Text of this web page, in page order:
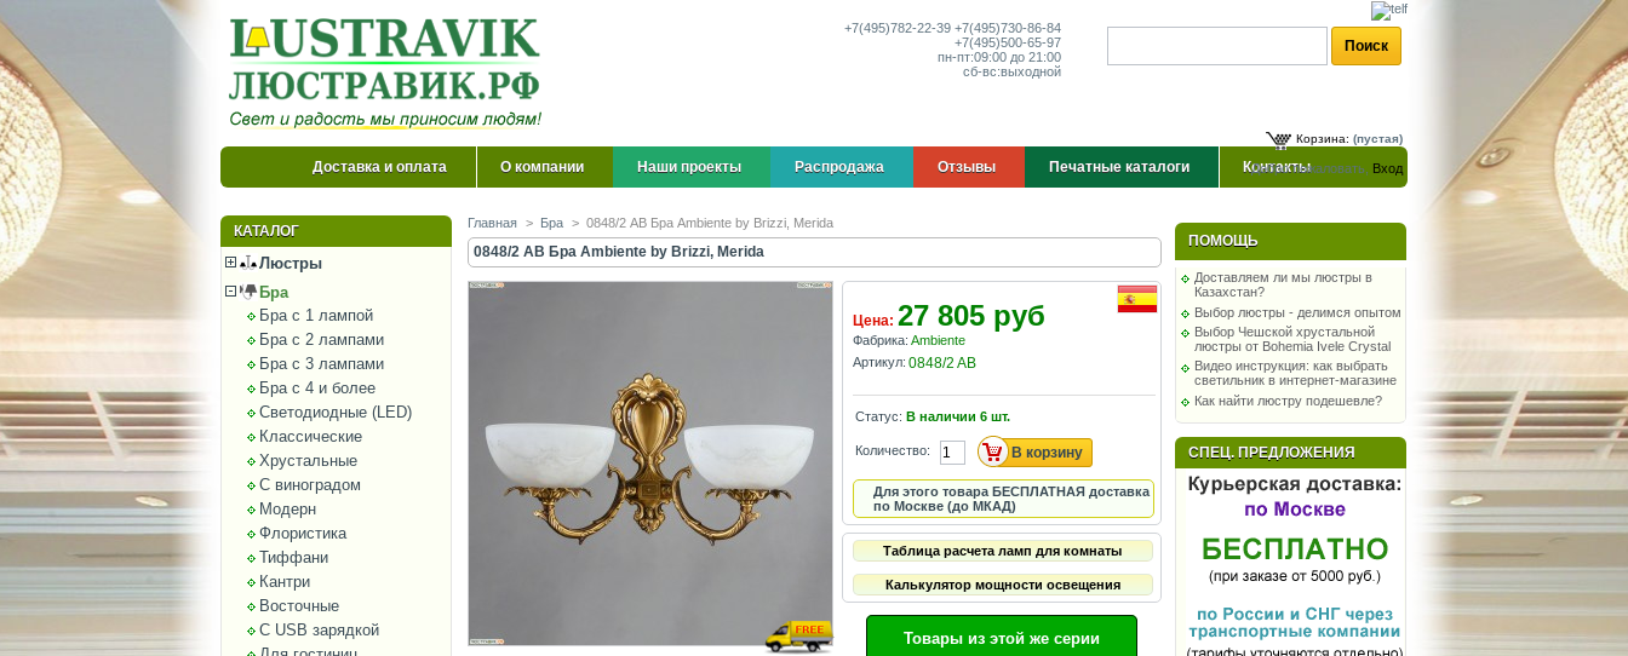
+7(495)782-22-39 +7(495)730-86-84
+7(495)500-65-97
пн-пт:09:00 до 21:00
сб-вс:выходной
Корзина: (пустая)
Добро пожаловать, Вход
Доставка и оплата О компании Наши проекты Распродажа Отзывы Печатные каталоги Контакты
КАТАЛОГ
Люстры
Бра
Бра с 1 лампой
Бра с 2 лампами
Бра с 3 лампами
Бра с 4 и более
Светодиодные (LED)
Классические
Хрустальные
С виноградом
Модерн
Флористика
Тиффани
Кантри
Восточные
С USB зарядкой
Главная > Бра > 0848/2 AB Бра Ambiente by Brizzi, Merida
0848/2 AB Бра Ambiente by Brizzi, Merida
Цена: 27 805 руб
Фабрика: Ambiente
Артикул: 0848/2 AB
Статус: В наличии 6 шт.
Количество:
Для этого товара БЕСПЛАТНАЯ доставка
по Москве (до МКАД)
Таблица расчета ламп для комнаты
Калькулятор мощности освещения
Товары из этой же серии
ПОМОЩЬ
Доставляем ли мы люстры в
Казахстан?
Выбор люстры - делимся опытом
Выбор Чешской хрустальной
люстры от Bohemia Ivele Crystal
Видео инструкция: как выбрать
светильник в интернет-магазине
Как найти люстру подешевле?
СПЕЦ. ПРЕДЛОЖЕНИЯ